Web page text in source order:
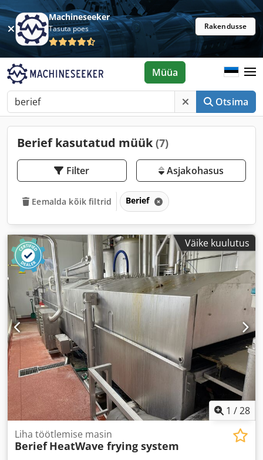
Machineseeker
Tasuta poes Rakendusse
Otsima
Müüa
Berief kasutatud müük (7)
Filter Asjakohasus
Eemalda kõik filtrid Berief
Väike kuulutus
1 /28
Liha töötlemise masin
Berief HeatWave frying system